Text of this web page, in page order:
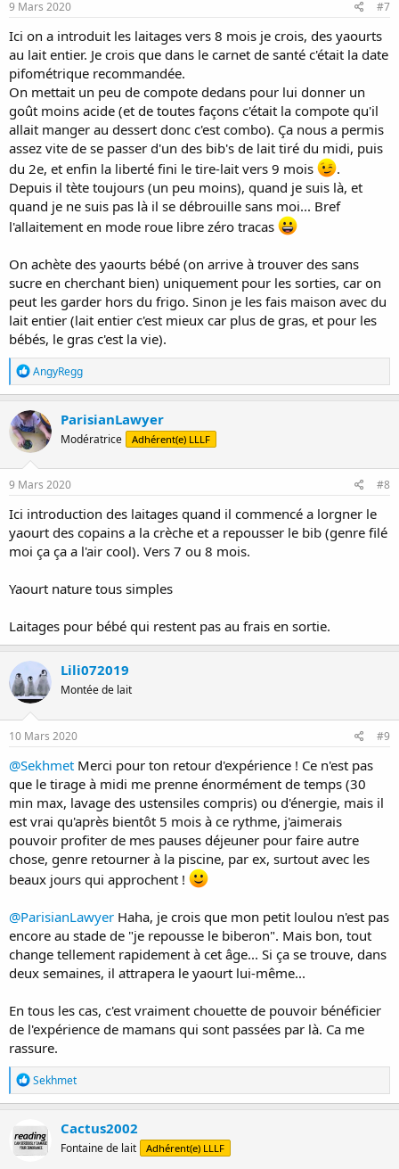
s
9 Mars 2020 #7
Ici on a introduit les laitages vers 8 mois je crois, des yaourts
au lait entier. Je crois que dans le carnet de santé c'était la date
pifométrique recommandée.
On mettait un peu de compote dedans pour lui donner un
goût moins acide (et de toutes façons c'était la compote qu'il
allait manger au dessert donc c'est combo). Ça nous a permis
assez vite de se passer d'un des bib's de lait tiré du midi, puis
du 2e, et enfin la liberté fini le tire-lait vers 9 mois
.
Depuis il tète toujours (un peu moins), quand je suis là, et
quand je ne suis pas là il se débrouille sans moi... Bref
l'allaitement en mode roue libre zéro tracas
On achète des yaourts bébé (on arrive à trouver des sans
sucre en cherchant bien) uniquement pour les sorties, car on
peut les garder hors du frigo. Sinon je les fais maison avec du
lait entier (lait entier c'est mieux car plus de gras, et pour les
bébés, le gras c'est la vie).
R
é
a
c
t
i
o
n
s
AngyRegg
ParisianLawyer
Modératrice Adhérent(e) LLLF
9 Mars 2020 #8
Ici introduction des laitages quand il commencé a lorgner le
yaourt des copains a la crèche et a repousser le bib (genre filé
moi ça ça a l'air cool). Vers 7 ou 8 mois.
Yaourt nature tous simples
Laitages pour bébé qui restent pas au frais en sortie.
Lili072019
Montée de lait
10 Mars 2020 #9
@Sekhmet Merci pour ton retour d'expérience ! Ce n'est pas
que le tirage à midi me prenne énormément de temps (30
min max, lavage des ustensiles compris) ou d'énergie, mais il
est vrai qu'après bientôt 5 mois à ce rythme, j'aimerais
pouvoir profiter de mes pauses déjeuner pour faire autre
chose, genre retourner à la piscine, par ex, surtout avec les
beaux jours qui approchent !
@ParisianLawyer Haha, je crois que mon petit loulou n'est pas
encore au stade de "je repousse le biberon". Mais bon, tout
change tellement rapidement à cet âge... Si ça se trouve, dans
deux semaines, il attrapera le yaourt lui-même...
En tous les cas, c'est vraiment chouette de pouvoir bénéficier
de l'expérience de mamans qui sont passées par là. Ca me
rassure.
R
é
a
t
i
Sekhmet
Cactus2002
Fontaine de lait Adhérent(e) LLLF